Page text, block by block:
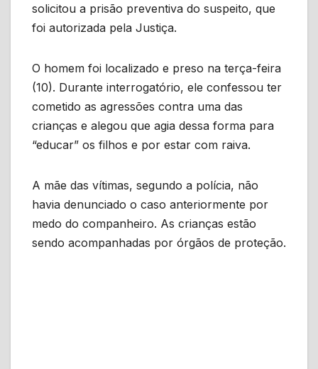
solicitou a prisão preventiva do suspeito, que
foi autorizada pela Justiça.
O homem foi localizado e preso na terça-feira
(10). Durante interrogatório, ele confessou ter
cometido as agressões contra uma das
crianças e alegou que agia dessa forma para
“educar” os filhos e por estar com raiva.
A mãe das vítimas, segundo a polícia, não
havia denunciado o caso anteriormente por
medo do companheiro. As crianças estão
sendo acompanhadas por órgãos de proteção.